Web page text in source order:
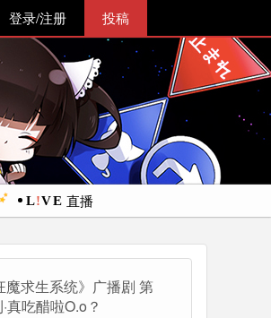
登录/注册 投稿
直播
求生系统》广播剧 第
真吃醋啦O.o？